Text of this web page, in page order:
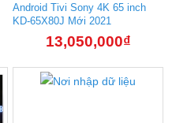
Android Tivi Sony 4K 65 inch
KD-65X80J Mới 2021
13,050,000₫